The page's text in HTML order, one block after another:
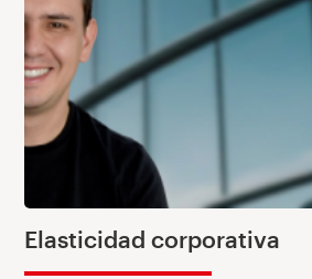
Elasticidad corporativa